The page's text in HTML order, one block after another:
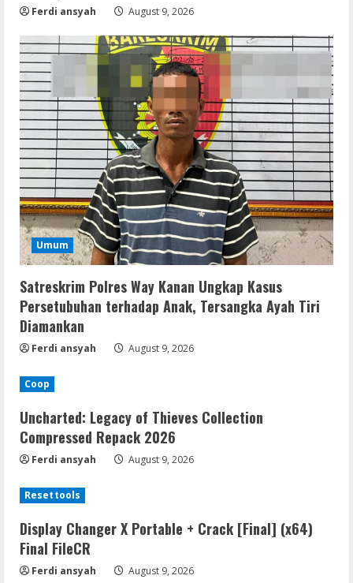
Ferdi ansyah August 9, 2026
Umum
Satreskrim Polres Way Kanan Ungkap Kasus
Persetubuhan terhadap Anak, Tersangka Ayah Tiri
Diamankan
Ferdi ansyah August 9, 2026
Coop
Uncharted: Legacy of Thieves Collection
Compressed Repack 2026
Ferdi ansyah August 9, 2026
Resettools
Display Changer X Portable + Crack [Final] (x64)
Final FileCR
Ferdi ansyah August 9, 2026